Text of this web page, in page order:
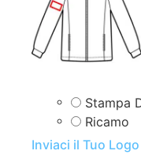
Stampa
Ricamo
Inviaci il Tuo